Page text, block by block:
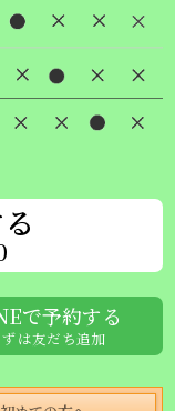
で予約する
ずは友だち追加